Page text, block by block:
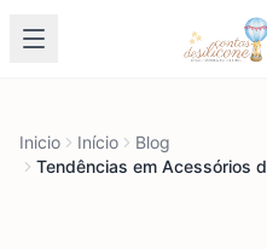
Inicio Início
Blog
Tendências em Acessórios